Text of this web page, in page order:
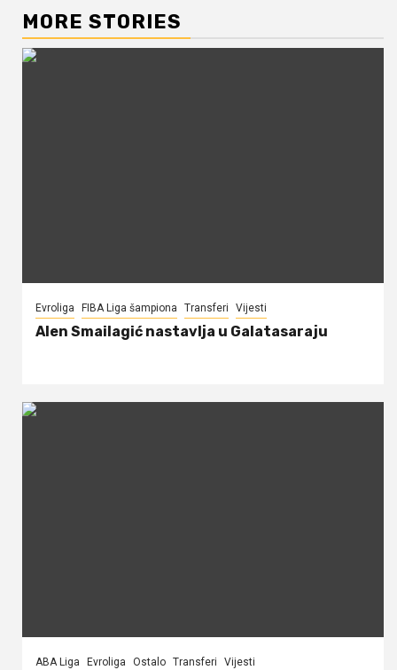
MORE STORIES
Evroliga FIBA Liga šampiona Transferi Vijesti
Alen Smailagić nastavlja u Galatasaraju
ABA Liga Evroliga Ostalo Transferi Vijesti